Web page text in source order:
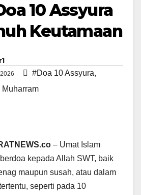
10 Assyura
Keutamaan
#Doa 10 Assyura,
– Umat Islam
kepada Allah SWT, baik
maupun susah, atau dalam
seperti pada 10